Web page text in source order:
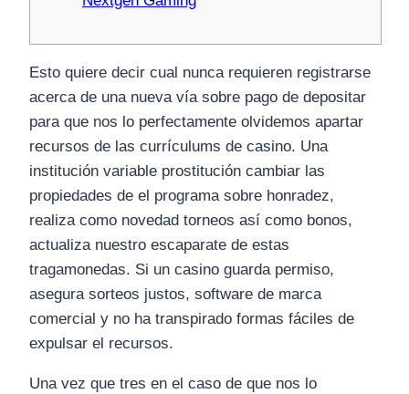
Esto quiere decir cual nunca requieren registrarse
acerca de una nueva ví­a sobre pago de depositar
para que nos lo perfectamente olvidemos apartar
recursos de las currículums de casino. Una
institución variable prostitución cambiar las
propiedades de el programa sobre honradez,
realiza como novedad torneos así­ como bonos,
actualiza nuestro escaparate de estas
tragamonedas. Si un casino guarda permiso,
asegura sorteos justos, software de marca
comercial y no ha transpirado formas fáciles de
expulsar el recursos.
Una vez que tres en el caso de que nos lo